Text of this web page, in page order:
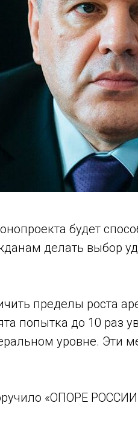
будет
делать выбор
пределы роста
попытка до 10 раз
уровне. Эти
«ОПОРЕ